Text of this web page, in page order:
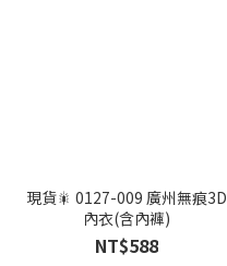
現貨🎇 0127-009 廣州無痕3D
內衣(含內褲)
NT$588